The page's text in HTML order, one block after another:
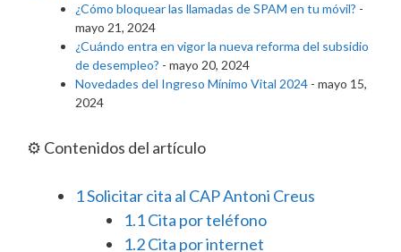
¿Cómo bloquear las llamadas de SPAM en tu móvil? -
mayo 21, 2024
¿Cuándo entra en vigor la nueva reforma del subsidio
de desempleo? - mayo 20, 2024
Novedades del Ingreso Mínimo Vital 2024 - mayo 15,
2024
⚙️ Contenidos del artículo
1Solicitar cita al CAP Antoni Creus
1.1Cita por teléfono
1.2Cita por internet